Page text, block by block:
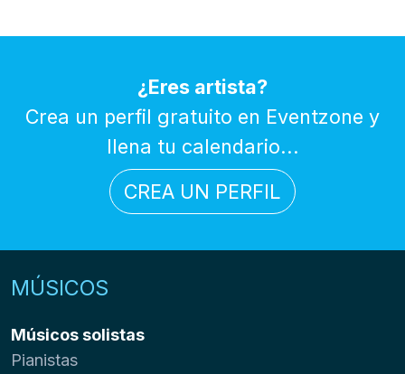
¿Eres artista?
Crea un perfil gratuito en Eventzone y
llena tu calendario...
CREA UN PERFIL
MÚSICOS
Músicos solistas
Pianistas